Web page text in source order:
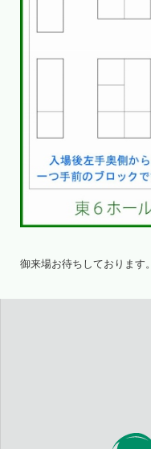
御来場お待ちしております。